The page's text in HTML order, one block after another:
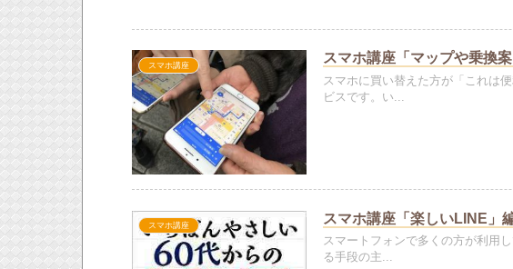
スマホ講座 スマホ講座「マップや乗換
スマホに買い替えた方が「これは
ビスです。い...
スマホ講座 スマホ講座「楽しいLINE」
スマートフォンで多くの方が利用
る手段の主...